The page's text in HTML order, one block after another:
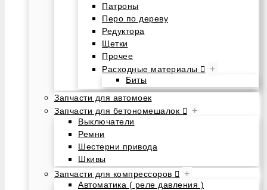
Патроны
Перо по дереву
Редуктора
Щетки
Прочее
Расходные материалы
+
Биты
Запчасти для автомоек
Запчасти для бетономешалок
+
Выключатели
Ремни
Шестерни привода
Шкивы
Запчасти для компрессоров
+
Автоматика ( реле давления )